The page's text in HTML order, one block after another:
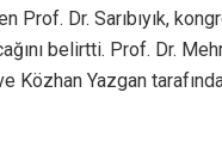
Dr. Sarıbıyık,
belirtti. Prof. Dr.
Közhan Yazgan